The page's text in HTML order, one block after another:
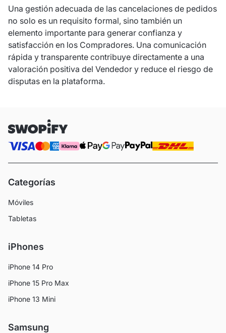
Una gestión adecuada de las cancelaciones de pedidos
no solo es un requisito formal, sino también un
elemento importante para generar confianza y
satisfacción en los Compradores. Una comunicación
rápida y transparente contribuye directamente a una
valoración positiva del Vendedor y reduce el riesgo de
disputas en la plataforma.
Categorías
Móviles
Tabletas
iPhones
iPhone 14 Pro
iPhone 15 Pro Max
iPhone 13 Mini
Samsung